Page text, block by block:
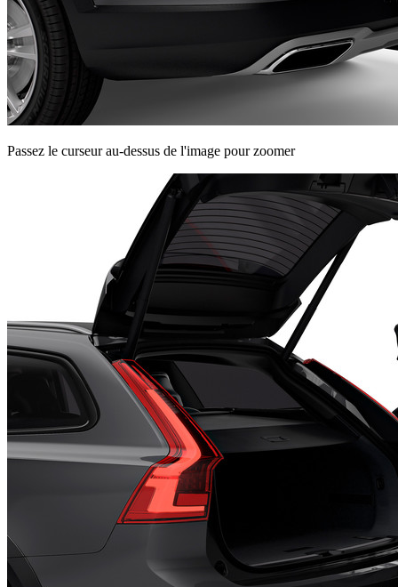
Passez le curseur au-dessus de l'image pour zoomer